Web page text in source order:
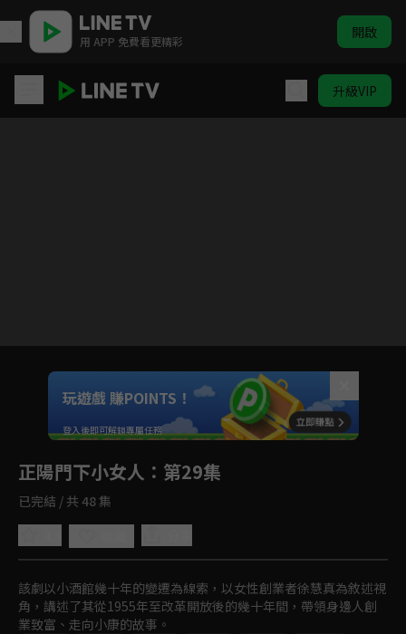
用 APP 免費看更精彩 開啟
升級VIP
Unmute
如有不便請見諒
玩遊戲 賺POINTS！
登入後即可解鎖專屬任務
正陽門下小女人 ：第29集
已完結 / 共 48 集
該劇以小酒館幾十年的變遷為線索，以女性創業者徐慧真為敘述視
角，講述了其從1955年至改革開放後的幾十年間，帶領身邊人創
業致富、走向小康的故事。